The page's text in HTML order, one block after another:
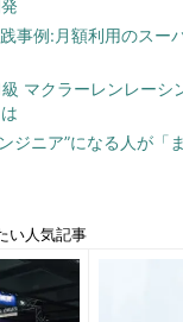
践事例:月額利用のスー
マクラーレンレーシ
ジニア”になる人が「
い人気記事